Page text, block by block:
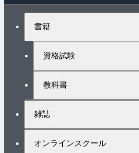
書籍
資格試験
教科書
雑誌
オンラインスクール